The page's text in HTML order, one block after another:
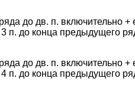
до дв. п. включительно
п. до конца предыдущего
до дв. п. включительно
п. до конца предыдущего